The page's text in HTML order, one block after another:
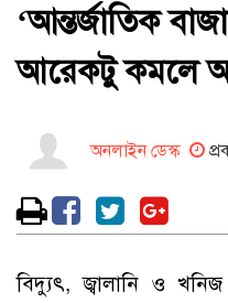
‘আন্তর্জাতিক
আরেকটু কমলে
অনলাইন ডেস্ক
বিদ্যুৎ, জ্বালানি ও